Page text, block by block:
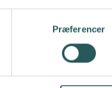
Præferencer